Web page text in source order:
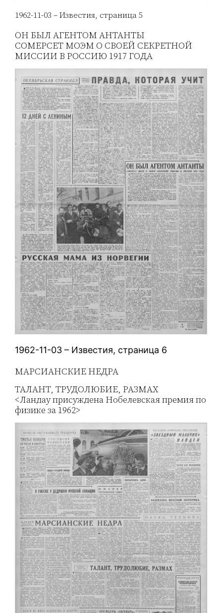
1962-11-03 – Известия, страница 5
ОН БЫЛ АГЕНТОМ АНТАНТЫ
СОМЕРСЕТ МОЭМ О СВОЕЙ СЕКРЕТНОЙ
МИССИИ В РОССИЮ 1917 ГОДА
1962-11-03 – Известия, страница 6
МАРСИАНСКИЕ НЕДРА
ТАЛАНТ, ТРУДОЛЮБИЕ, РАЗМАХ
<Ландау присуждена Нобелевская премия по
физике за 1962>